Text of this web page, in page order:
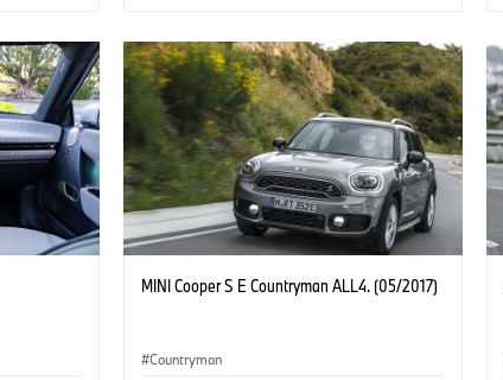
MINI Cooper S E Countryman ALL4. (05/2017)
Countryman